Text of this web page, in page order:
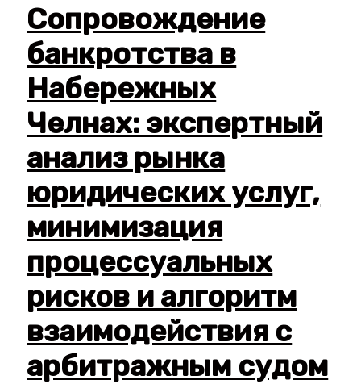
Сопровождение
банкротства в
Набережных
Челнах: экспертный
анализ рынка
юридических услуг,
минимизация
процессуальных
рисков и алгоритм
взаимодействия с
арбитражным судом